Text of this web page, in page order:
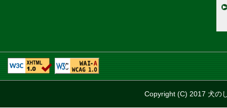
Copyright (C) 2017 犬の